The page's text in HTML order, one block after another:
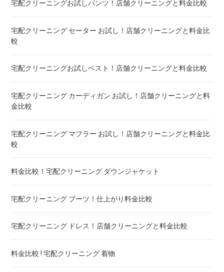
布団クリーニング 敷布団 ! 料金 比較
布団クリーニング ベビーふとん ! 料金 比較
布団のレンタル 安いのは ! 東京・大阪・福岡
エアウィーヴ マットレスのクリーニング ! どこがいい
布団の洗濯ネット コインランドリー ! ドラム式におすすめは
布団クリーニング 防ダニ加工 ! 効果と危険性
ゴアテックス 羽毛布団 クリーニング ! 料金ランキング
宅配クリーニングお試しパンツ！店舗クリーニングと料金比較
宅配クリーニング セーター お試し！店舗クリーニングと料金比
較
宅配クリーニングお試しベスト！店舗クリーニングと料金比較
宅配クリーニング カーディガン お試し！店舗クリーニングと料
金比較
宅配クリーニング マフラー お試し！店舗クリーニングと料金比
較
料金比較！宅配クリーニング ダウンジャケット
宅配クリーニング ブーツ！仕上がり料金比較
宅配クリーニング ドレス！店舗クリーニングと料金比較
料金比較 ! 宅配クリーニング 着物